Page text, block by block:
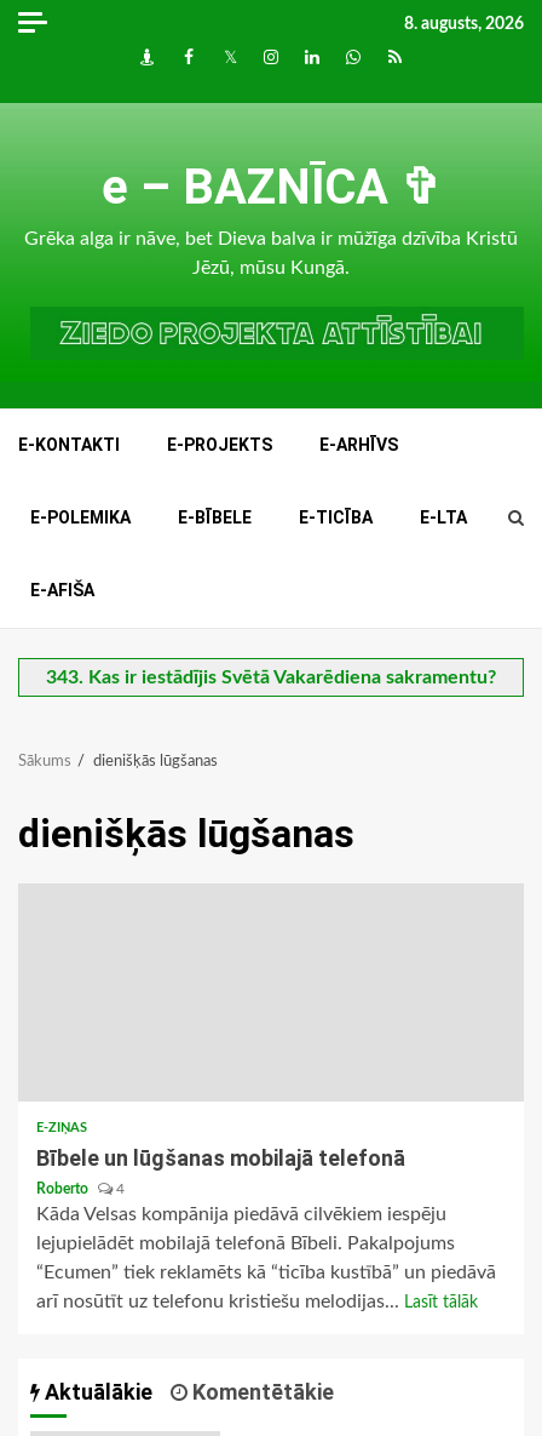
Skip
8. augusts, 2026
DraugiemFacebook
TwitterInstagram
LinkedInwhatsapp
RSS
e – BAZNĪCA ✞
Grēka alga ir nāve, bet Dieva balva ir mūžīga dzīvība Kristū
Jēzū, mūsu Kungā.
E-KONTAKTI E-PROJEKTS E-ARHĪVS
E-POLEMIKA E-BĪBELE E-TICĪBA E-LTA
E-AFIŠA
343. Kas ir iestādījis Svētā Vakarēdiena sakramentu?
Sākums dienišķās lūgšanas
dienišķās lūgšanas
E-ZIŅAS
Bībele un lūgšanas mobilajā telefonā
Roberto 4
Kāda Velsas kompānija piedāvā cilvēkiem iespēju
lejupielādēt mobilajā telefonā Bībeli. Pakalpojums
“Ecumen” tiek reklamēts kā “ticība kustībā” un piedāvā
arī nosūtīt uz telefonu kristiešu melodijas... Lasīt tālāk
Aktuālākie Komentētākie